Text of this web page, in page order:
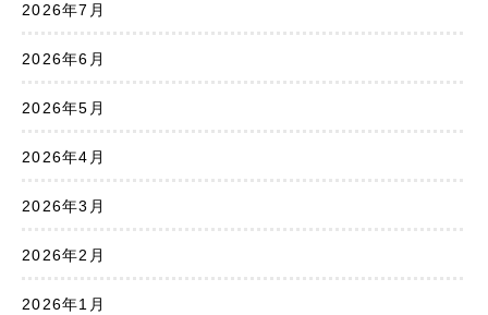
2026年7月
2026年6月
2026年5月
2026年4月
2026年3月
2026年2月
2026年1月